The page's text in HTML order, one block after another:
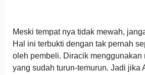
Meski tempat nya tidak mewah,
Hal ini terbukti dengan tak pernah
oleh pembeli. Diracik menggunakan
yang sudah turun-temurun. Jadi jika